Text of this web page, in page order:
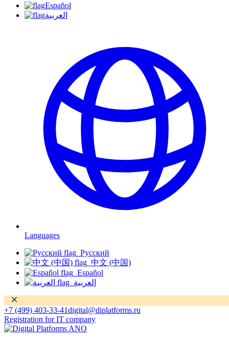
Español
العربية
Languages
Русский
中文 (中国)
Español
العربية
Dismiss
+7 (499) 403-33-41digital@diplatforms.ru
Registration for IT company